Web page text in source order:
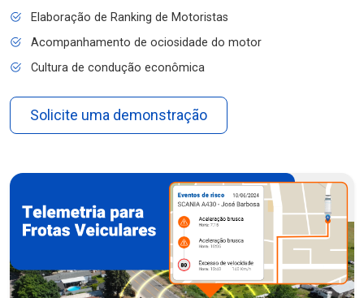
Elaboração de Ranking de Motoristas
Acompanhamento de ociosidade do motor
Cultura de condução econômica
Solicite uma demonstração